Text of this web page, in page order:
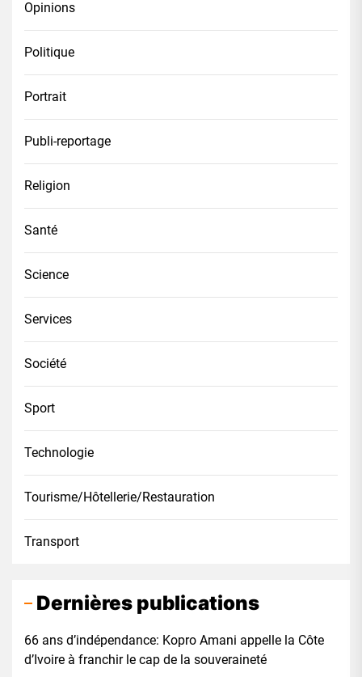
Opinions
Politique
Portrait
Publi-reportage
Religion
Santé
Science
Services
Société
Sport
Technologie
Tourisme/Hôtellerie/Restauration
Transport
Dernières publications
66 ans d’indépendance: Kopro Amani appelle la Côte
d’Ivoire à franchir le cap de la souveraineté